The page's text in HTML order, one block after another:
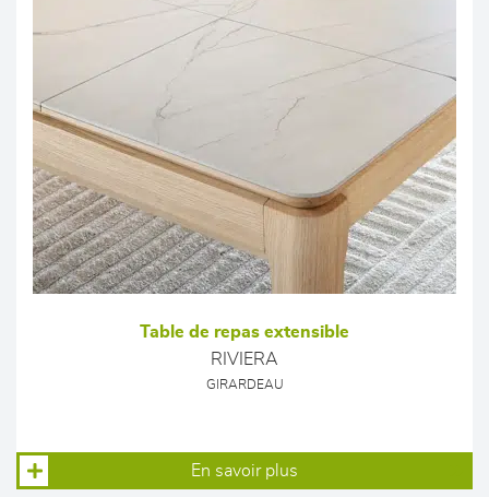
Table de repas extensible
RIVIERA
GIRARDEAU
En savoir plus